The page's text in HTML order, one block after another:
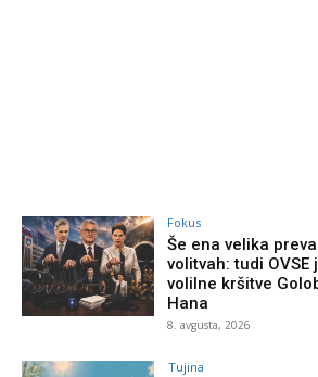
Fokus
Še ena velika
volitvah: tudi
volilne kršitve
Hana
8. avgusta, 2026
Tujina